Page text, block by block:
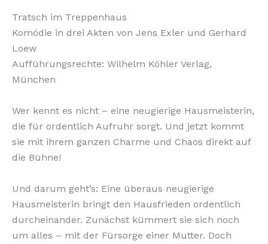
Tratsch im Treppenhaus
Komödie in drei Akten von Jens Exler und Gerhard
Loew
Aufführungsrechte: Wilhelm Köhler Verlag,
München
Wer kennt es nicht – eine neugierige Hausmeisterin,
die für ordentlich Aufruhr sorgt. Und jetzt kommt
sie mit ihrem ganzen Charme und Chaos direkt auf
die Bühne!
Und darum geht’s: Eine überaus neugierige
Hausmeisterin bringt den Hausfrieden ordentlich
durcheinander. Zunächst kümmert sie sich noch
um alles – mit der Fürsorge einer Mutter. Doch